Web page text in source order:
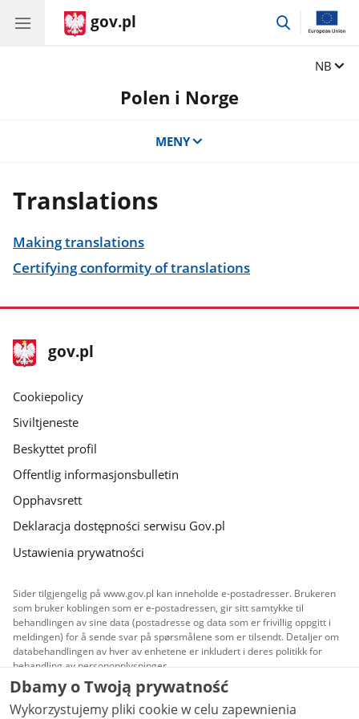
gov.pl
przejdź
Zmień
NB
Polen i Norge
MENY
Translations
Making translations
Certifying conformity of translations
stopka
gov.pl
Hovedside
gov.pl
Cookiepolicy
Siviltjeneste
Beskyttet profil
Offentlig informasjonsbulletin
Opphavsrett
Deklaracja dostępności serwisu Gov.pl
Ustawienia prywatności
Sider tilgjengelig på www.gov.pl kan inneholde e-postadresser. Brukeren
som bruker koblingen som er e-postadressen, gir sitt samtykke til
behandlingen av sine data (postadresse og data som er frivillig oppgitt i
meldingen) for å sende svar på spørsmålene som er tilsendt. Detaljer om
databehandlingen av hver av enhetene er inkludert i deres politikk for
behandling av personopplysninger.
Alt innhold publisert på nettsiden tilgjengeliggjøres
under lisensenCreative Commons Attribusjon 3.0 PL
Dbamy o Twoją prywatność
Wykorzystujemy pliki cookie w celu zapewnienia